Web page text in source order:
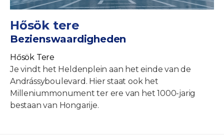
Hősök tere
Bezienswaardigheden
Hősök Tere
Je vindt het Heldenplein aan het einde van de
Andrássyboulevard. Hier staat ook het
Milleniummonument ter ere van het 1000-jarig
bestaan van Hongarije.